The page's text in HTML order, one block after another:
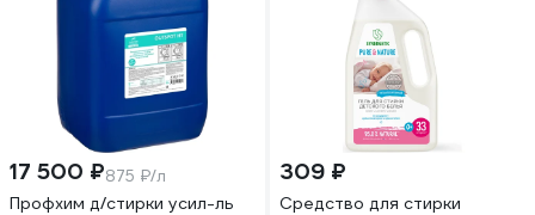
17 500 ₽875 ₽/л
Профхим д/стирки усил-ль
309 ₽
Средство для стирки